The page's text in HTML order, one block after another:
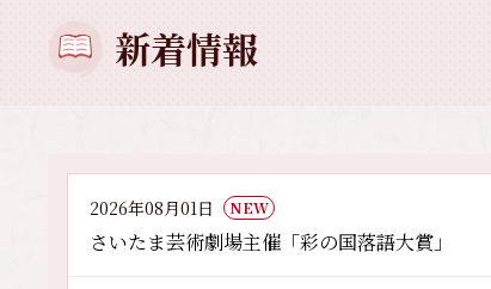
新着情報
2026年08月01日 NEW
さいたま芸術劇場主催「彩の国落語大賞」